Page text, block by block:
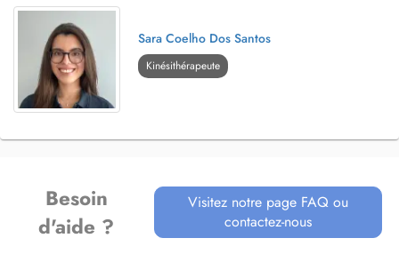
Sara Coelho Dos Santos
Kinésithérapeute
Besoin
d'aide ?
Visitez notre page FAQ ou
contactez-nous